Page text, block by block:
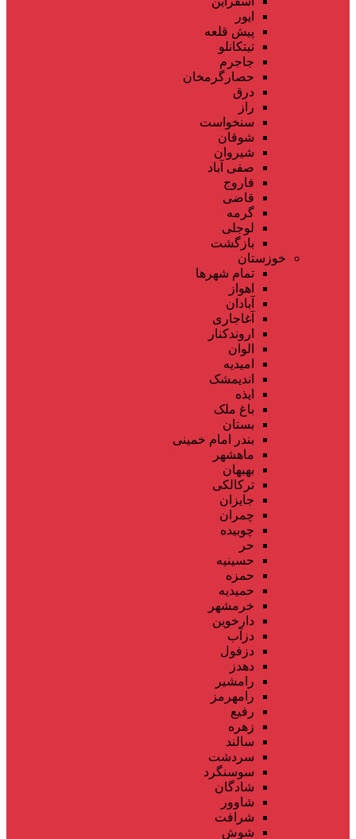
ایور
پیش قلعه
تیتکانلو
جاجرم
حصارگرمخان
درق
راز
سنخواست
شوقان
شیروان
صفی آباد
فاروج
قاضی
گرمه
لوجلی
بازگشت
خوزستان
تمام شهر‌ها
اهواز
آبادان
آغاجاری
اروندکنار
الوان
امیدیه
اندیمشک
ایذه
باغ ملک
بستان
بندر امام خمینی
ماهشهر
بهبهان
ترکالکی
جایزان
چمران
چوبیده
حر
حسینیه
حمزه
حمیدیه
خرمشهر
دارخوین
دزآب
دزفول
دهدز
رامشیر
رامهرمز
رفیع
زهره
سالند
سردشت
سوسنگرد
شادگان
شاوور
شرافت
شوش